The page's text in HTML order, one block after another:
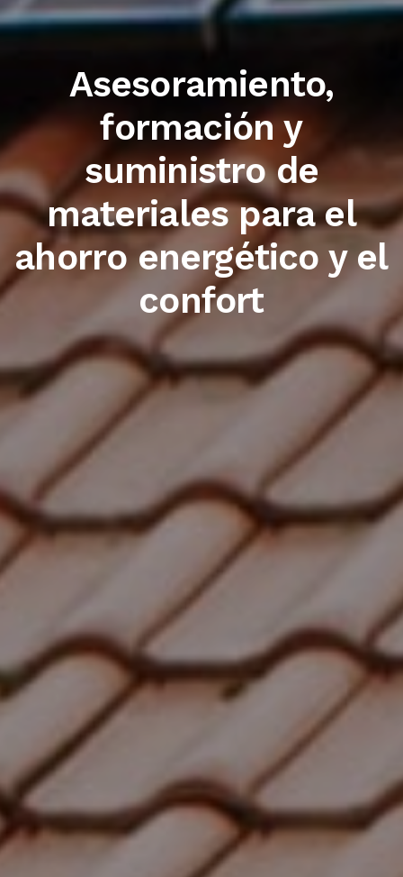
Trabajamos con las
primeras marcas del
sector